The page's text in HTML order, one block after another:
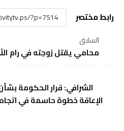
رابط مختصر
السابق
محامي يقتل زوجته في رام
الشرافي: قرار الحكومة
الإعاقة خطوة حاسمة في